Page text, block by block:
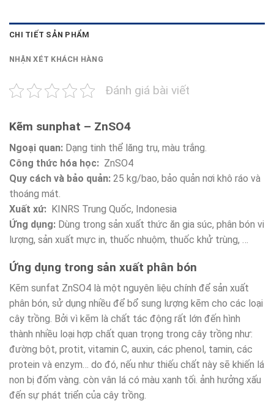
CHI TIẾT SẢN PHẨM
NHẬN XÉT KHÁCH HÀNG
Đánh giá bài viết
Kẽm sunphat – ZnSO4
Ngoại quan: Dạng tinh thể lăng trụ, màu trắng.
Công thức hóa học: ZnSO4
Quy cách và bảo quản: 25 kg/bao, bảo quản nơi khô ráo và
thoáng mát.
Xuất xứ: KINRS Trung Quốc, Indonesia
Ứng dụng: Dùng trong sản xuất thức ăn gia súc, phân bón vi
lượng, sản xuất mực in, thuốc nhuộm, thuốc khử trùng, …
Ứng dụng trong sản xuất phân bón
Kẽm sunfat ZnSO4 là một nguyên liệu chính để sản xuất
phân bón, sử dụng nhiều để bổ sung lượng kẽm cho các loại
cây trồng. Bởi vì kẽm là chất tác động rất lớn đến hình
thành nhiều loại hợp chất quan trọng trong cây trồng như:
đường bột, protit, vitamin C, auxin, các phenol, tamin, các
protein và enzym… do đó, nếu như thiếu chất này sẽ khiến lá
non bị đốm vàng. còn vân lá có màu xanh tối. ảnh hưởng xấu
đến sự phát triển của cây trồng.